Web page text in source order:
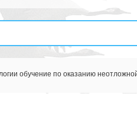
обучение по оказанию